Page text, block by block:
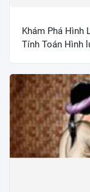
Khám Phá Hình
Tính Toán Hình